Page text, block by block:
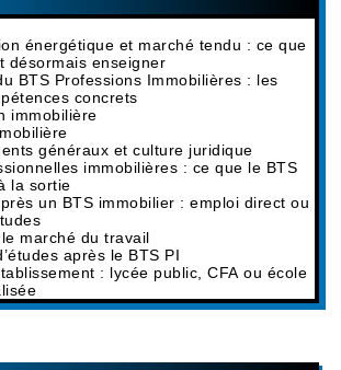
énergétique et marché tendu : ce que
désormais enseigner
BTS Professions Immobilières : les
concrets
immobilière
généraux et culture juridique
immobilières : ce que le BTS
la sortie
un BTS immobilier : emploi direct ou
marché du travail
après le BTS PI
: lycée public, CFA ou école